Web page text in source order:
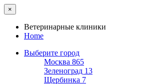
×
Ветеринарные клиники
Home
Выберите город
Москва 865
Зеленоград 13
Щербинка 7